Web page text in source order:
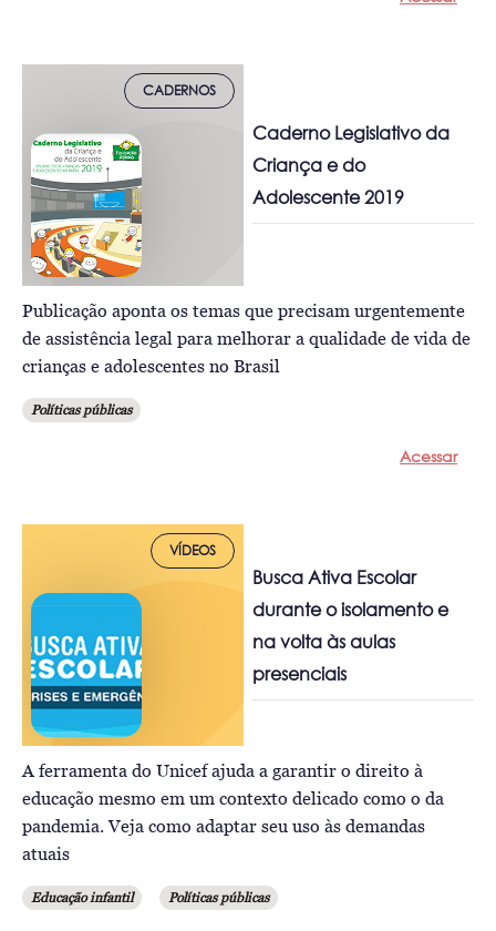
CADERNOS
Caderno Legislativo da
Criança e do
Adolescente 2019
Publicação aponta os temas que precisam urgentemente
de assistência legal para melhorar a qualidade de vida de
crianças e adolescentes no Brasil
Políticas públicas
Acessar
VÍDEOS
Busca Ativa Escolar
durante o isolamento e
na volta às aulas
presenciais
A ferramenta do Unicef ajuda a garantir o direito à
educação mesmo em um contexto delicado como o da
pandemia. Veja como adaptar seu uso às demandas
atuais
Educação infantil Políticas públicas